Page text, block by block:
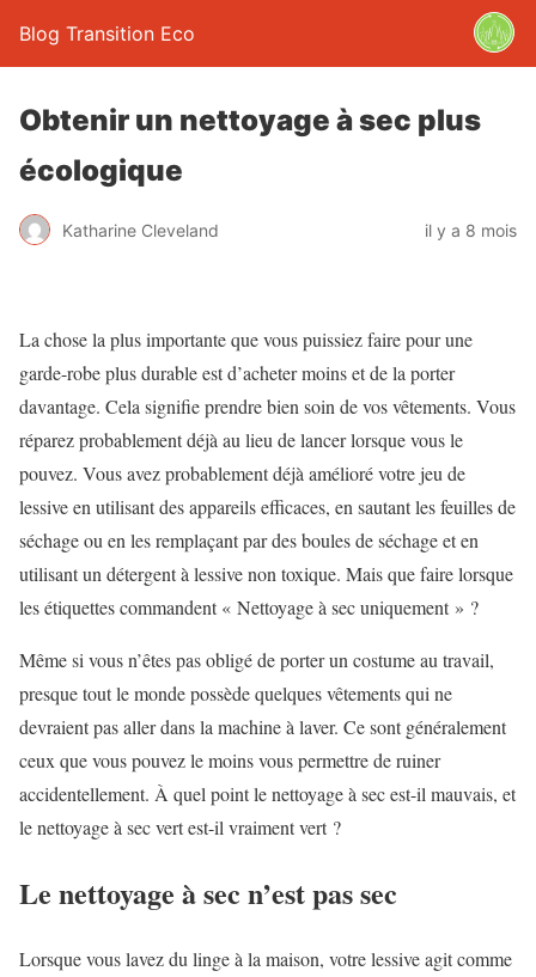
Blog Transition Eco
Obtenir un nettoyage à sec plus
écologique
Katharine Cleveland il y a 8 mois
La chose la plus importante que vous puissiez faire pour une
garde-robe plus durable est d’acheter moins et de la porter
davantage. Cela signifie prendre bien soin de vos vêtements. Vous
réparez probablement déjà au lieu de lancer lorsque vous le
pouvez. Vous avez probablement déjà amélioré votre jeu de
lessive en utilisant des appareils efficaces, en sautant les feuilles de
séchage ou en les remplaçant par des boules de séchage et en
utilisant un détergent à lessive non toxique. Mais que faire lorsque
les étiquettes commandent « Nettoyage à sec uniquement » ?
Même si vous n’êtes pas obligé de porter un costume au travail,
presque tout le monde possède quelques vêtements qui ne
devraient pas aller dans la machine à laver. Ce sont généralement
ceux que vous pouvez le moins vous permettre de ruiner
accidentellement. À quel point le nettoyage à sec est-il mauvais, et
le nettoyage à sec vert est-il vraiment vert ?
Le nettoyage à sec n’est pas sec
Lorsque vous lavez du linge à la maison, votre lessive agit comme